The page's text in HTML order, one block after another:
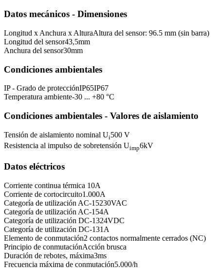
Datos mecánicos - Dimensiones
Longitud x Anchura x AlturaAltura del sensor: 96.5 mm (sin barra)
Longitud del sensor43,5mm
Anchura del sensor30mm
Condiciones ambientales
IP - Grado de protecciónIP65IP67
Temperatura ambiente-30 ... +80 °C
Condiciones ambientales - Valores de aislamiento
Tensión de aislamiento nominal Ui500 V
Resistencia al impulso de sobretensión Uimp6kV
Datos eléctricos
Corriente continua térmica 10A
Corriente de cortocircuito1.000A
Categoría de utilización AC-15230VAC
Categoría de utilización AC-154A
Categoría de utilización DC-1324VDC
Categoría de utilización DC-131 A
Elemento de conmutación2 contactos normalmente cerrados (NC)
Principio de conmutaciónAcción brusca
Duración de rebotes, máxima3ms
Frecuencia máxima de conmutación5.000/h